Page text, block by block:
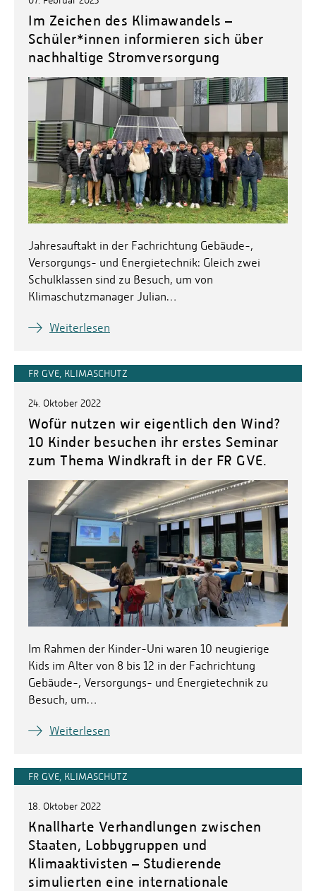
Im Zeichen des Klimawandels –
Schüler*innen informieren sich über
nachhaltige Stromversorgung
Jahresauftakt in der Fachrichtung Gebäude-,
Versorgungs- und Energietechnik: Gleich zwei
Schulklassen sind zu Besuch, um von
Klimaschutzmanager Julian…
Weiterlesen
FR GVE, KLIMASCHUTZ
24. Oktober 2022
Wofür nutzen wir eigentlich den Wind?
10 Kinder besuchen ihr erstes Seminar
zum Thema Windkraft in der FR GVE.
Im Rahmen der Kinder-Uni waren 10 neugierige
Kids im Alter von 8 bis 12 in der Fachrichtung
Gebäude-, Versorgungs- und Energietechnik zu
Besuch, um…
Weiterlesen
FR GVE, KLIMASCHUTZ
18. Oktober 2022
Knallharte Verhandlungen zwischen
Staaten, Lobbygruppen und
Klimaaktivisten – Studierende
simulierten eine internationale